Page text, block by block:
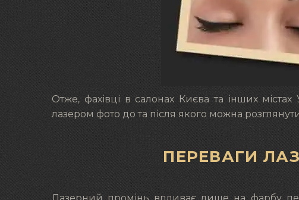
Отже, фахівці в салонах Києва та інших
лазером фото до та після якого можна
ПЕРЕВАГИ
Лазерний промінь впливає лише на фарбу